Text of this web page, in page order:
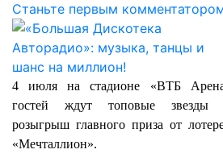
Станьте первым
4 июля на стадионе «ВТБ
гостей ждут топовые звезды
розыгрыш главного приза от
«Мечталлион».